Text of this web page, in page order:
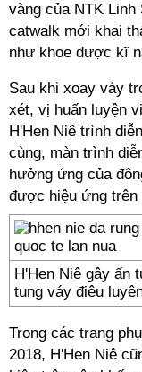
vàng của NTK
catwalk mới khai
như khoe được kĩ
Sau khi xoay váy
xét, vị huấn luyện
H'Hen Niê trình
cùng, màn trình
hưởng ứng của
được hiệu ứng trên
H'Hen Niê gây ấn
tung váy điêu
Trong các trang
2018, H'Hen Niê